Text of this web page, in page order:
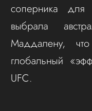
соперника
выбрала
Маддалену,
глобальный
UFC.